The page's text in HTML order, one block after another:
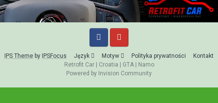
IPS Theme by IPSFocus Język Motyw Polityka prywatności
Kontakt
Retrofit Car| Croatia GTA|
Namo
Powered by Invision Community